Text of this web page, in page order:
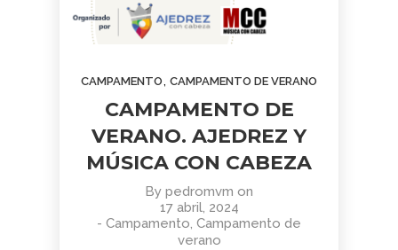
4
2026
COMUNIDAD
AJEDREZ
CON
CABEZA.
BUEN
VERANO Y
SEPTIEMBRE!
2026
ARMAGGEDÓN
AJEDREZ CON
CABEZA – 4 DE
JULIO
¡AJEDREZ EN
CHAMBERÍ!
2
2026
A MIRAR
EL ARTE:
MADRID
EN LA
SEGUNDA
1
COMUNIDAD
1
2026
TORNEO
DE
AJEDREZ
11
COGNITIVO –
CAMPAMENTO, CAMPAMENTO DE VERANO
CAMPAMENTO DE
VERANO. AJEDREZ Y
MÚSICA CON CABEZA
By pedromvm on
17 abril, 2024
- Campamento, Campamento de
verano